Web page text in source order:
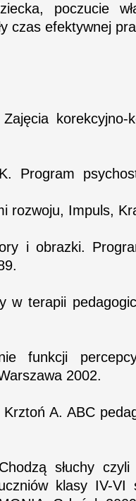
poczucie
czas efektywnej
korekcyjno-
Program
rozwoju, Impuls,
i obrazki.
terapii
funkcji
2002.
A. ABC
słuchy czyli
klasy IV-VI